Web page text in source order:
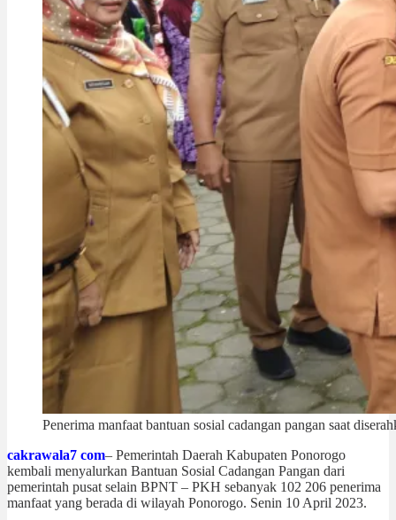
Penerima manfaat bantuan sosial cadangan pangan saat
cakrawala7 com– Pemerintah Daerah Kabupaten Ponorogo
kembali menyalurkan Bantuan Sosial Cadangan Pangan dari
pemerintah pusat selain BPNT – PKH sebanyak 102 206 penerima
manfaat yang berada di wilayah Ponorogo. Senin 10 April 2023.